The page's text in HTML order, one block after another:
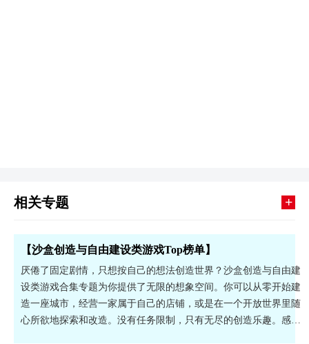
相关专题 +
【沙盒创造与自由建设类游戏Top榜单】
厌倦了固定剧情，只想按自己的想法创造世界？沙盒创造与自由建
设类游戏合集专题为你提供了无限的想象空间。你可以从零开始建
造一座城市，经营一家属于自己的店铺，或是在一个开放世界里随
心所欲地探索和改造。没有任务限制，只有无尽的创造乐趣。感兴